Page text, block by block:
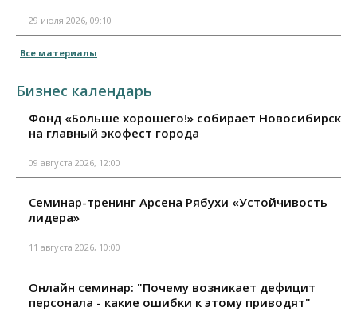
29 июля 2026, 09:10
Все материалы
Бизнес календарь
Фонд «Больше хорошего!» собирает Новосибирск
на главный экофест города
09 августа 2026, 12:00
Семинар-тренинг Арсена Рябухи «Устойчивость
лидера»
11 августа 2026, 10:00
Онлайн семинар: "Почему возникает дефицит
персонала - какие ошибки к этому приводят"